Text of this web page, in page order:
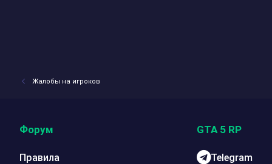
Жалобы на игроков
Форум
Правила
GTA 5 RP
Telegram